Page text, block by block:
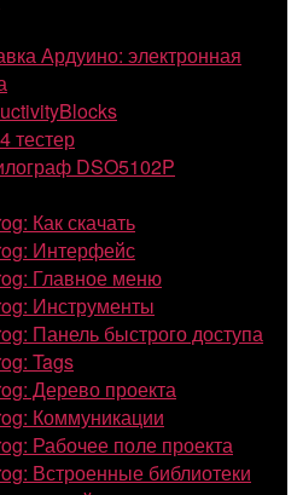
Ардуино: электронная
тестер
DSO5102P
Как скачать
Интерфейс
Главное меню
Инструменты
Панель быстрого доступа
Tags
Дерево проекта
Коммуникации
Рабочее поле проекта
Встроенные библиотеки